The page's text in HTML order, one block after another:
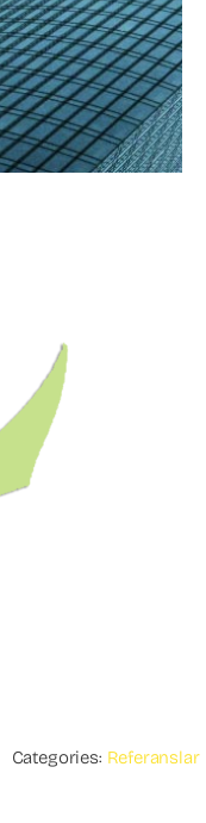
Categories: Referanslar